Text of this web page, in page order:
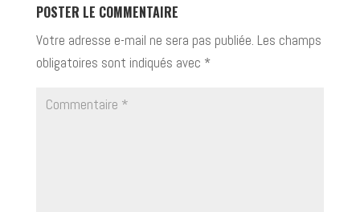
POSTER LE COMMENTAIRE
Votre adresse e-mail ne sera pas publiée. Les champs
obligatoires sont indiqués avec *